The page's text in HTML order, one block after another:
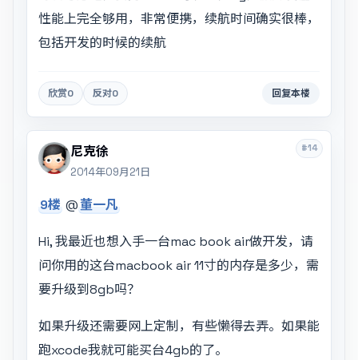
性能上完全够用，非常便携，续航时间确实很棒，
包括开发的时候的续航
欣赏0 反对0 回复本楼
#14
尼克徐
2014年09月21日
9楼 @董一凡
Hi, 我最近也想入手一台mac book air做开发，请
问你用的这台macbook air 11寸的内存是多少，需
要升级到8gb吗？
如果升级还需要网上定制，有些懒得去弄。如果能
跑xcode我就可能买台4gb的了。